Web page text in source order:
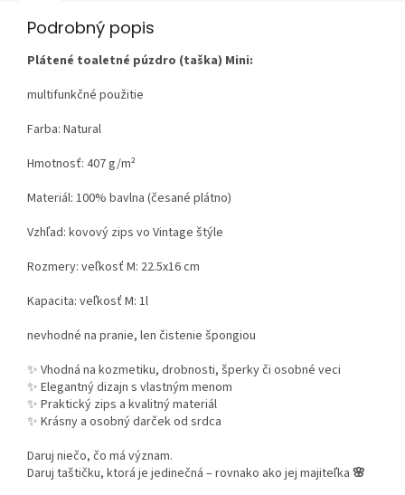
Podrobný popis
Plátené toaletné púzdro (taška) Mini:
multifunkčné použitie
Farba: Natural
Hmotnosť: 407 g/m²
Materiál: 100% bavlna (česané plátno)
Vzhľad: kovový zips vo Vintage štýle
Rozmery: veľkosť M: 22.5x16 cm
Kapacita: veľkosť M: 1l
nevhodné na pranie, len čistenie špongiou
✨ Vhodná na kozmetiku, drobnosti, šperky či osobné veci
✨ Elegantný dizajn s vlastným menom
✨ Praktický zips a kvalitný materiál
✨ Krásny a osobný darček od srdca
Daruj niečo, čo má význam.
Daruj taštičku, ktorá je jedinečná – rovnako ako jej majiteľka 🌸